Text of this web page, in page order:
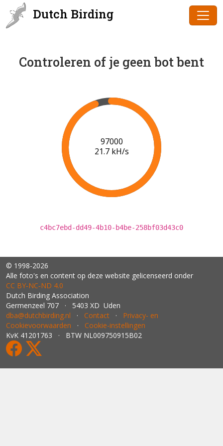
Dutch Birding
Controleren of je geen bot bent
97000
21.7 kH/s
c4bc7ebd-dd49-4b10-b4be-258bf03d43c0
© 1998-2026
Alle foto's en content op deze website gelicenseerd onder
CC BY‑NC‑ND 4.0
Dutch Birding Association
Germenzeel 707 · 5403 XD Uden
dba@dutchbirding.nl · Contact · Privacy- en
Cookievoorwaarden · Cookie-instellingen
KvK 41201763 · BTW NL009750915B02